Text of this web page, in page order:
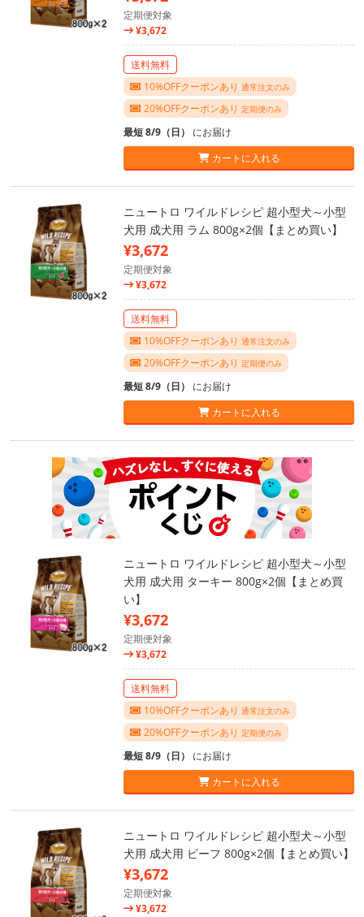
定期便対象
¥3,672
送料無料
10%OFFクーポンあり 通常注文のみ
20%OFFクーポンあり 定期便のみ
最短 8/9（日） にお届け
カートに入れる
ニュートロ ワイルドレシピ 超小型犬～小型
犬用 成犬用 ラム 800g×2個【まとめ買い】
¥3,672
定期便対象
¥3,672
送料無料
10%OFFクーポンあり 通常注文のみ
20%OFFクーポンあり 定期便のみ
最短 8/9（日） にお届け
カートに入れる
ニュートロ ワイルドレシピ 超小型犬～小型
犬用 成犬用 ターキー 800g×2個【まとめ買
い】
¥3,672
定期便対象
¥3,672
送料無料
10%OFFクーポンあり 通常注文のみ
20%OFFクーポンあり 定期便のみ
最短 8/9（日） にお届け
カートに入れる
ニュートロ ワイルドレシピ 超小型犬～小型
犬用 成犬用 ビーフ 800g×2個【まとめ買い】
¥3,672
定期便対象
¥3,672